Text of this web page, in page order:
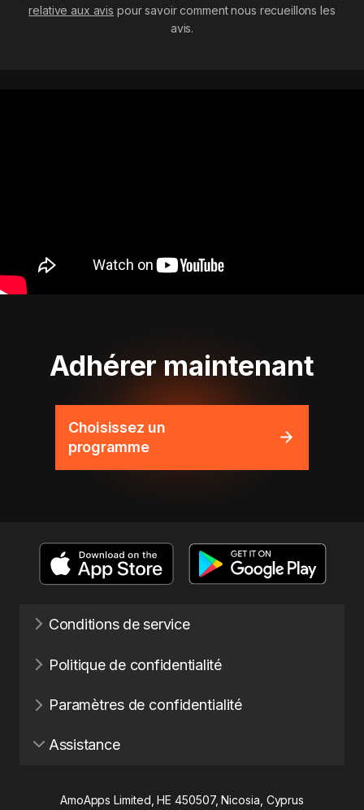
relative aux avis pour savoir comment nous recueillons les
avis.
Adhérer maintenant
Choisissez un
programme
Conditions de service
Politique de confidentialité
Paramètres de confidentialité
Assistance
AmoApps Limited, HE 450507, Nicosia, Cyprus